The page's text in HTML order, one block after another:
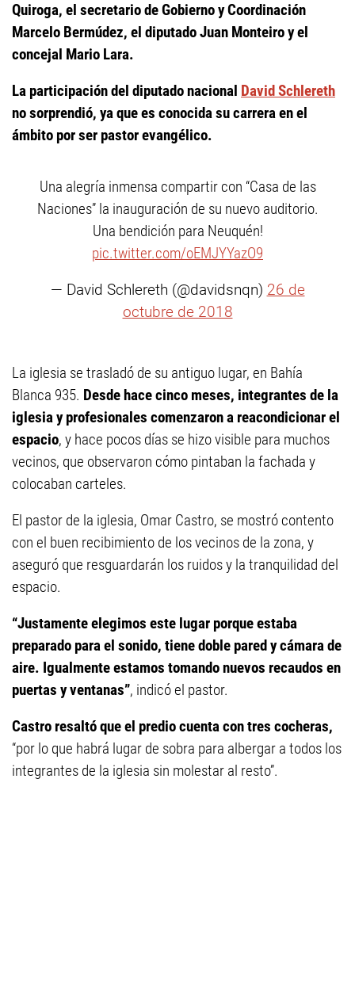
Quiroga, el secretario de Gobierno y Coordinación
Marcelo Bermúdez, el diputado Juan Monteiro y el
concejal Mario Lara.
La participación del diputado nacional David Schlereth
no sorprendió, ya que es conocida su carrera en el
ámbito por ser pastor evangélico.
Una alegría inmensa compartir con “Casa de las
Naciones” la inauguración de su nuevo auditorio.
Una bendición para Neuquén!
pic.twitter.com/oEMJYYazO9
— David Schlereth (@davidsnqn) 26 de
octubre de 2018
La iglesia se trasladó de su antiguo lugar, en Bahía
Blanca 935. Desde hace cinco meses, integrantes de la
iglesia y profesionales comenzaron a reacondicionar el
espacio, y hace pocos días se hizo visible para muchos
vecinos, que observaron cómo pintaban la fachada y
colocaban carteles.
El pastor de la iglesia, Omar Castro, se mostró contento
con el buen recibimiento de los vecinos de la zona, y
aseguró que resguardarán los ruidos y la tranquilidad del
espacio.
“Justamente elegimos este lugar porque estaba
preparado para el sonido, tiene doble pared y cámara de
aire. Igualmente estamos tomando nuevos recaudos en
puertas y ventanas”, indicó el pastor.
Castro resaltó que el predio cuenta con tres cocheras,
“por lo que habrá lugar de sobra para albergar a todos los
integrantes de la iglesia sin molestar al resto”.